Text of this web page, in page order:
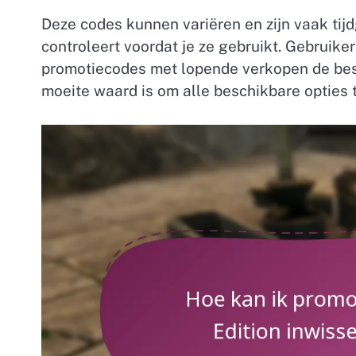
Deze codes kunnen variëren en zijn vaak
controleert voordat je ze gebruikt.
promotiecodes met lopende verkopen de
moeite waard is om alle beschikbare